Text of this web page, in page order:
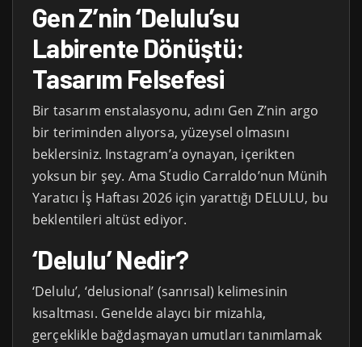
Gen Z’nin ‘Delulu’su
Labirente Dönüştü:
Tasarım Felsefesi
Bir tasarım enstalasyonu, adını Gen Z’nin argo
bir teriminden alıyorsa, yüzeysel olmasını
beklersiniz. Instagram’a oynayan, içerikten
yoksun bir şey. Ama Studio Carraldo’nun Münih
Yaratıcı İş Haftası 2026 için yarattığı DELULU, bu
beklentileri altüst ediyor.
‘Delulu’ Nedir?
‘Delulu’, ‘delusional’ (sanrısal) kelimesinin
kısaltması. Genelde alaycı bir mizahla,
gerçeklikle bağdaşmayan umutları tanımlamak